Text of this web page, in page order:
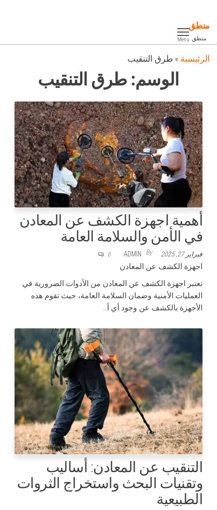
content
منطق
منطق Menu
الرئيسية » طرق التنقيب
الوسم: طرق التنقيب
أهمية اجهزة الكشف عن المعادن
في الأمن والسلامة العامة
فبراير 27, 2025 By
ADMIN
0
اجهزة الكشف عن المعادن
تعتبر اجهزة الكشف عن المعادن من الأدوات الضرورية في
العمليات الأمنية وضمان السلامة العامة، حيث تقوم هذه
الأجهزة بالكشف عن وجود أي أ…
التنقيب عن المعادن: أساليب
وتقنيات البحث واستخراج الثروات
الطبيعية